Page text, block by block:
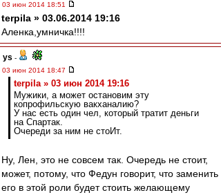
03 июн 2014 18:51
terpila » 03.06.2014 19:16
Аленка,умничка!!!!
ys -
03 июн 2014 18:47
terpila » 03 июн 2014 19:16
Мужики, а может остановим эту
копрофильскую вакханалию?
У нас есть один чел, который тратит деньги
на Спартак.
Очереди за ним не стоИт.
Ну, Лен, это не совсем так. Очередь не стоит,
может, потому, что Федун говорит, что заменить
его в этой роли будет стоить желающему